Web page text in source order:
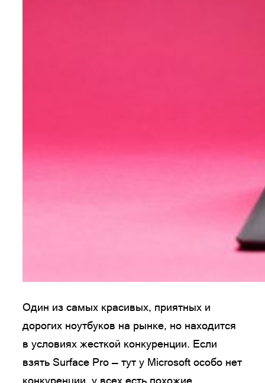
Один из самых красивых, приятных и
дорогих ноутбуков на рынке, но находится
в условиях жесткой конкуренции. Если
взять Surface Pro — тут у Microsoft особо нет
конкуренции, у всех есть похожие